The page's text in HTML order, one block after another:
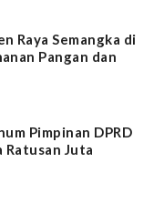
Raya Semangka di
Pangan dan
Pimpinan DPRD
Ratusan Juta